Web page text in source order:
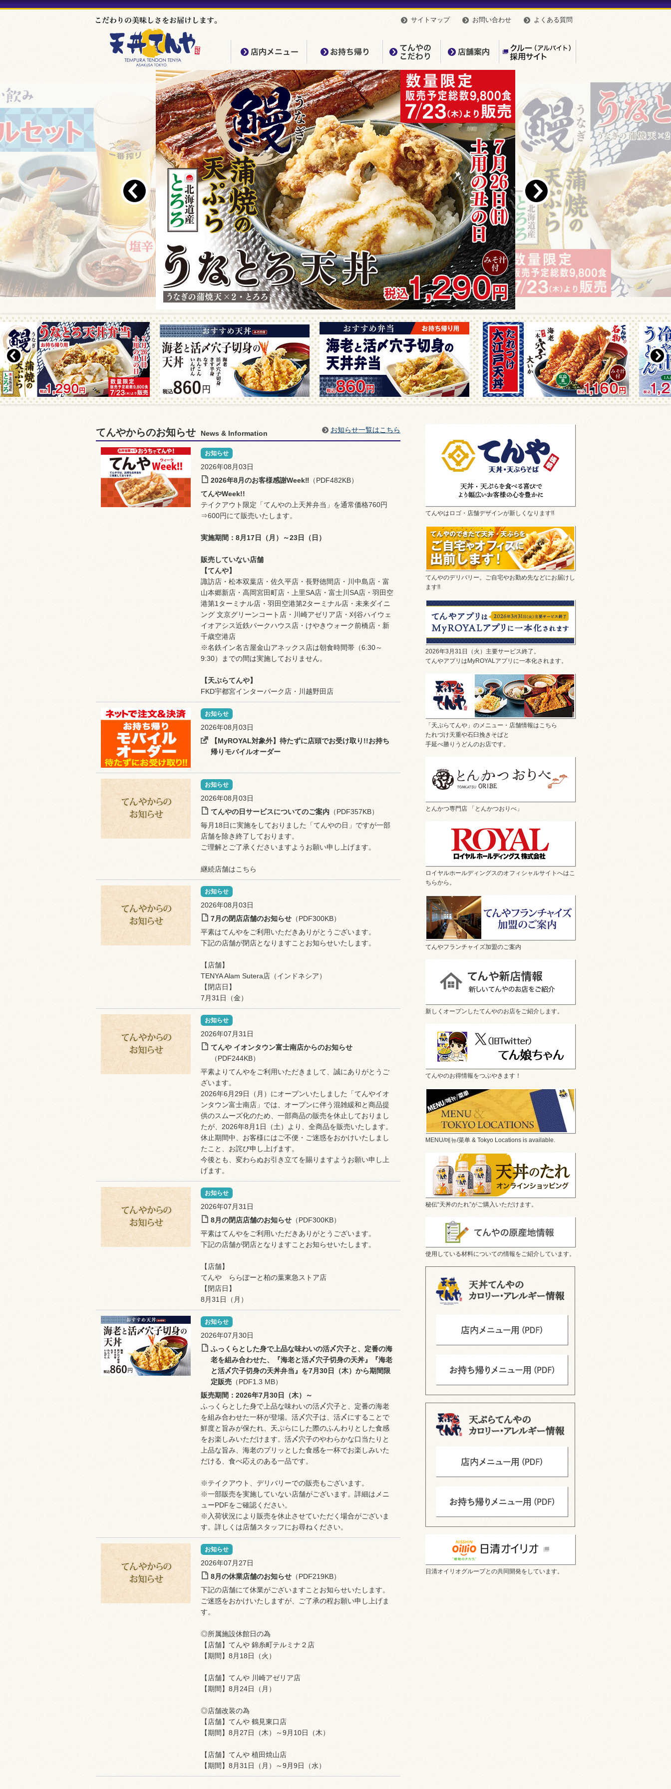
サイトマップ お問い合わせ よくある質問
お持ち帰り 店舗案内
てんやからのお知らせ News & Information
お知らせ
2026年08月03日
2026年8月のお客様感謝Week‼ （PDF482KB）
てんやWeek!!
テイクアウト限定「てんやの上天丼弁当」を通常価格760円
⇒600円にて販売いたします。
実施期間：8月17日（月）～23日（日）
販売していない店舗
【てんや】
諏訪店・松本双葉店・佐久平店・長野徳間店・川中島店・富
山本郷新店・高岡宮田町店・上里SA店・富士川SA店・羽田空
港第1ターミナル店・羽田空港第2ターミナル店・未来ダイニ
ング 文京グリーンコート店・川崎アゼリア店・刈谷ハイウェ
イオアシス近鉄パークハウス店・けやきウォーク前橋店・新
千歳空港店
※名鉄イン名古屋金山アネックス店は朝食時間帯（6:30～
9:30）までの間は実施しておりません。
【天ぷらてんや】
FKD宇都宮インターパーク店・川越野田店
お知らせ
2026年08月03日
【MyROYAL対象外】待たずに店頭でお受け取り!!お持ち
帰りモバイルオーダー
お知らせ
2026年08月03日
てんやの日サービスについてのご案内 （PDF357KB）
毎月18日に実施をしておりました「てんやの日」ですが一部
店舗を除き終了しております。
ご理解とご了承くださいますようお願い申し上げます。
継続店舗はこちら
お知らせ
2026年08月03日
7月の閉店店舗のお知らせ （PDF300KB）
平素はてんやをご利用いただきありがとうございます。
下記の店舗が閉店となりますことお知らせいたします。
【店舗】
TENYA Alam Sutera店（インドネシア）
【閉店日】
7月31日（金）
お知らせ
2026年07月31日
てんや イオンタウン富士南店からのお知らせ
（PDF244KB）
平素よりてんやをご利用いただきまして、誠にありがとうご
ざいます。
2026年6月29日（月）にオープンいたしました「てんやイオ
ンタウン富士南店」では、オープンに伴う混雑緩和と商品提
供のスムーズ化のため、一部商品の販売を休止しておりまし
たが、2026年8月1日（土）より、全商品を販売いたします。
休止期間中、お客様にはご不便・ご迷惑をおかけいたしまし
たこと、お詫び申し上げます。
今後とも、変わらぬお引き立てを賜りますようお願い申し上
げます。
お知らせ
2026年07月31日
8月の閉店店舗のお知らせ （PDF300KB）
平素はてんやをご利用いただきありがとうございます。
下記の店舗が閉店となりますことお知らせいたします。
【店舗】
てんや ららぽーと柏の葉東急ストア店
【閉店日】
8月31日（月）
お知らせ
2026年07月30日
ふっくらとした身で上品な味わいの活〆穴子と、定番の海
老を組み合わせた、『海老と活〆穴子切身の天丼』『海老
と活〆穴子切身の天丼弁当』を7月30日（木）から期間限
定販売 （PDF1.3 MB）
販売期間：2026年7月30日（木）～
ふっくらとした身で上品な味わいの活〆穴子と、定番の海老
を組み合わせた一杯が登場。活〆穴子は、活〆にすることで
鮮度と旨みが保たれ、天ぷらにした際のふんわりとした食感
をお楽しみいただけます。活〆穴子のやわらかな口当たりと
上品な旨み、海老のプリッとした食感を一杯でお楽しみいた
だける、食べ応えのある一品です。
※テイクアウト、デリバリーでの販売もございます。
※一部販売を実施していない店舗がございます。詳細はメニ
ューPDFをご確認ください。
※入荷状況により販売を休止させていただく場合がございま
す。詳しくは店舗スタッフにお尋ねください。
お知らせ
2026年07月27日
8月の休業店舗のお知らせ （PDF219KB）
下記の店舗にて休業がございますことお知らせいたします。
ご迷惑をおかけいたしますが、ご了承の程お願い申し上げま
す。
◎所属施設休館日の為
【店舗】てんや 錦糸町テルミナ２店
【期間】8月18日（火）
【店舗】てんや 川崎アゼリア店
【期間】8月24日（月）
◎店舗改装の為
【店舗】てんや 鶴見東口店
【期間】8月27日（木）～9月10日（木）
【店舗】てんや 植田焼山店
【期間】8月31日（月）～9月9日（水）
お知らせ一覧はこちら
てんやはロゴ・店舗デザインが新しくなります!!
てんやのデリバリー。ご自宅やお勤め先などにお届けし
ます!!
2026年3月31日（火）主要サービス終了。
てんやアプリはMyROYALアプリに一本化されます。
「天ぷらてんや」のメニュー・店舗情報はこちら
たれづけ天重や石臼挽きそばと
手延べ勝りうどんのお店です。
とんかつ専門店 「とんかつおりべ」
ロイヤルホールディングスのオフィシャルサイトへはこ
ちらから。
てんやフランチャイズ加盟のご案内
新しくオープンしたてんやのお店をご紹介します。
てんやのお得情報をつぶやきます！
MENU/메뉴/菜单 & Tokyo Locations is available.
秘伝“天丼のたれ”がご購入いただけます。
使用している材料についての情報をご紹介しています。
日清オイリオグループとの共同開発をしています。